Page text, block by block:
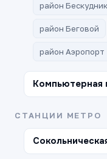
район
район Беговой
район Аэропорт
Компьютерная
СТАНЦИИ МЕТРО